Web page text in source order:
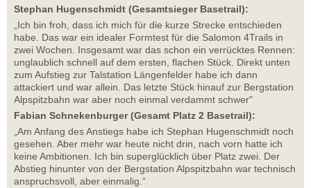
Stephan Hugenschmidt (Gesamtsieger Basetrail):
„Ich bin froh, dass ich mich für die kurze Strecke entschieden
habe. Das war ein idealer Formtest für die Salomon 4Trails in
zwei Wochen. Insgesamt war das schon ein verrücktes Rennen:
unglaublich schnell auf dem ersten, flachen Stück. Direkt unten
zum Aufstieg zur Talstation Längenfelder habe ich dann
attackiert und war allein. Das letzte Stück hinauf zur Bergstation
Alpspitzbahn war aber noch einmal verdammt schwer"
Fabian Schnekenburger (Gesamt Platz 2 Basetrail):
„Am Anfang des Anstiegs habe ich Stephan Hugenschmidt noch
gesehen. Aber mehr war heute nicht drin, nach vorn hatte ich
keine Ambitionen. Ich bin superglücklich über Platz zwei. Der
Abstieg hinunter von der Bergstation Alpspitzbahn war technisch
anspruchsvoll, aber einmalig.“